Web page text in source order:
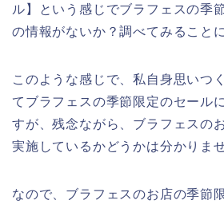
ル】という感じでブラフェスの季
の情報がないか？調べてみること
このような感じで、私自身思いつ
てブラフェスの季節限定のセール
すが、残念ながら、ブラフェスの
実施しているかどうかは分かりま
なので、ブラフェスのお店の季節